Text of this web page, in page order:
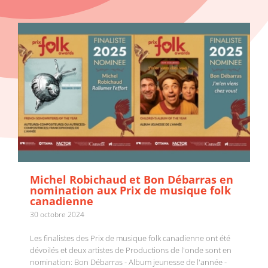
Michel Robichaud et Bon Débarras en
nomination aux Prix de musique folk
canadienne
30 octobre 2024
Les finalistes des Prix de musique folk canadienne ont été
dévoilés et deux artistes de Productions de l'onde sont en
nomination: Bon Débarras - Album jeunesse de l'année -